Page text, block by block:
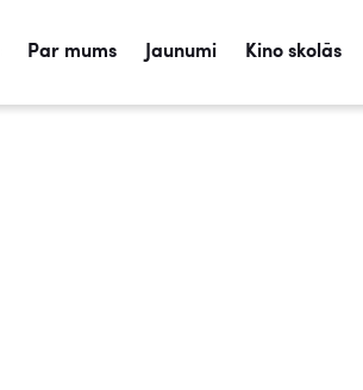
Par mums Jaunumi Kino skolās